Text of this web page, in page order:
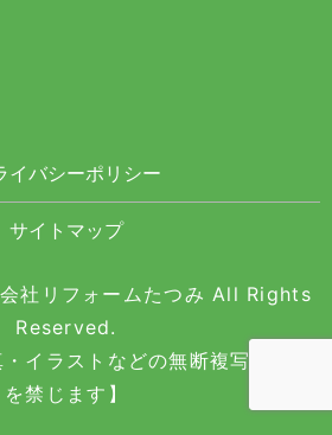
イバシーポリシー
サイトマップ
社リフォームたつみ All Rights
Reserved.
イラストなどの無断複写・転載
を禁じます】